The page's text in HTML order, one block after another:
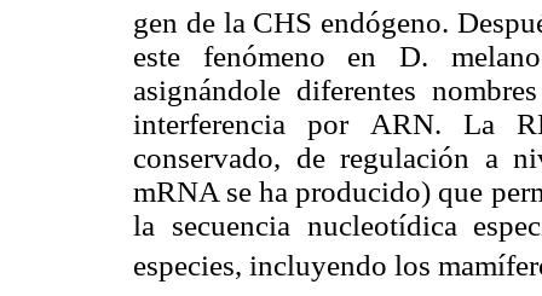
gen de la CHS endógeno.
este fenómeno en D.
asignándole diferentes
interferencia por ARN. La
conservado, de regulación a
mRNA se ha producido) que
la secuencia nucleotídica
especies, incluyendo los